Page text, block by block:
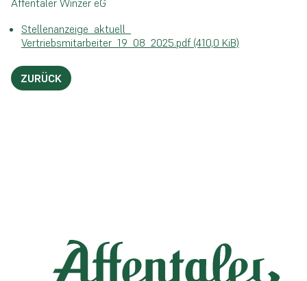
Affentaler Winzer eG
Stellenanzeige_aktuell_
Vertriebsmitarbeiter_19_08_2025.pdf (410,0 KiB)
ZURÜCK